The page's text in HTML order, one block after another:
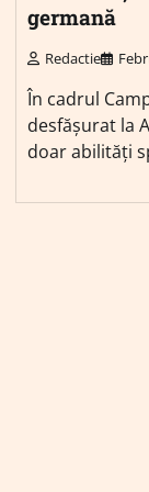
germană
Redactie
În cadrul
desfășurat la
doar abilități